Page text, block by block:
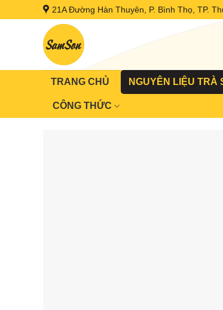
to
21A Đường Hàn Thuyên, P. Bình Thọ, TP.
TRANG CHỦ NGUYÊN LIỆU TRÀ
CÔNG THỨC